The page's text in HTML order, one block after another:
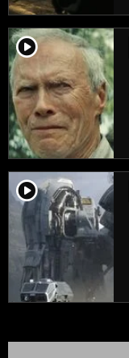
player2
player2